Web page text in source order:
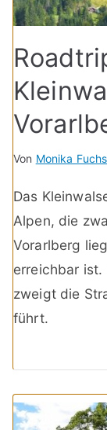
Von Monika Fuchs
Das
Alpen, die
Vorarlberg
erreichbar ist.
zweigt die
führt.